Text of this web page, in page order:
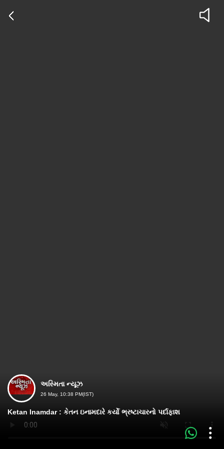
અસ્મિતા ન્યૂઝ
26 May, 10:38 PM(IST)
Ketan Inamdar : કેતન ઇનામદારે કર્યો ભ્રષ્ટાચારનો પર્દાફાશ